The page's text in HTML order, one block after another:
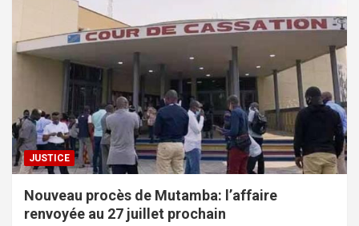
JUSTICE
Nouveau procès de Mutamba: l’affaire
renvoyée au 27 juillet prochain